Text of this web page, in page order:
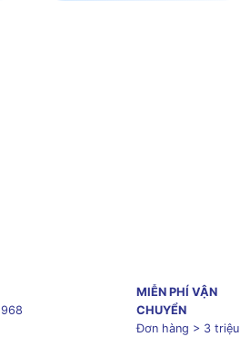
MIỄN PHÍ VẬN
CHUYỂN
Đơn hàng > 3 triệu